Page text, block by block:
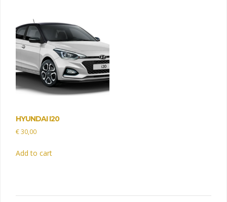
HYUNDAI I20
€30,00
Add to cart